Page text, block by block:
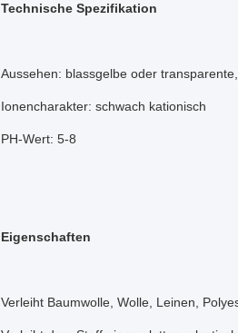
Technische Spezifikation
Aussehen: blassgelbe oder
Ionencharakter: schwach kationisch
PH-Wert: 5-8
Eigenschaften
Verleiht Baumwolle, Wolle, Leinen,